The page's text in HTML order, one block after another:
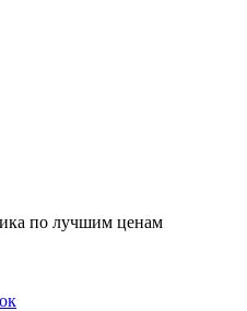
по лучшим ценам